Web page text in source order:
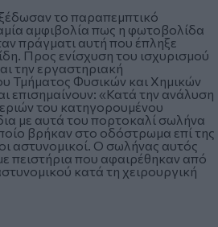
το παραπεμπτικό
αμφιβολία πως η φωτοβολίδα
πράγματι αυτή που έπληξε
Προς ενίσχυση του ισχυρισμού
την εργαστηριακή
Τμήματος Φυσικών και Χημικών
επισημαίνουν: «Κατά την ανάλυση
του κατηγορουμένου
με αυτά του πορτοκαλί σωλήνα
βρήκαν στο οδόστρωμα επί της
αστυνομικοί. Ο σωλήνας αυτός
πειστήρια που αφαιρέθηκαν από
κατά τη χειρουργική